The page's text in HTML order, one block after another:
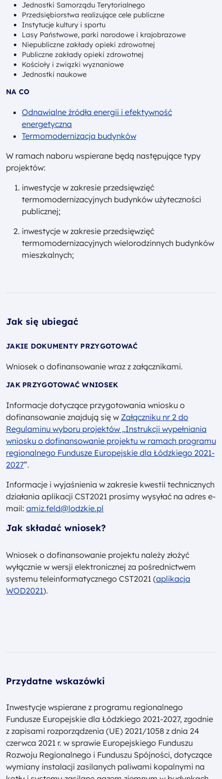
Jednostki Samorządu Terytorialnego
Przedsiębiorstwa realizujące cele publiczne
Instytucje kultury i sportu
Lasy Państwowe, parki narodowe i krajobrazowe
Niepubliczne zakłady opieki zdrowotnej
Publiczne zakłady opieki zdrowotnej
Kościoły i związki wyznaniowe
Jednostki naukowe
NA CO
Odnawialne źródła energii i efektywność
energetyczna
Termomodernizacja budynków
W ramach naboru wspierane będą następujące typy
projektów:
inwestycje w zakresie przedsięwzięć
termomodernizacyjnych budynków użyteczności
publicznej;
inwestycje w zakresie przedsięwzięć
termomodernizacyjnych wielorodzinnych budynków
mieszkalnych;
Jak się ubiegać
JAKIE DOKUMENTY PRZYGOTOWAĆ
Wniosek o dofinansowanie wraz z załącznikami.
JAK PRZYGOTOWAĆ WNIOSEK
Informacje dotyczące przygotowania wniosku o
dofinansowanie znajdują się w Załączniku nr 2 do
Regulaminu wyboru projektów „Instrukcji wypełniania
wniosku o dofinansowanie projektu w ramach programu
regionalnego Fundusze Europejskie dla Łódzkiego 2021-
2027”.
Informacje i wyjaśnienia w zakresie kwestii technicznych
działania aplikacji CST2021 prosimy wysyłać na adres e-
mail: amiz.feld@lodzkie.pl
Jak składać wniosek?
Wniosek o dofinansowanie projektu należy złożyć
wyłącznie w wersji elektronicznej za pośrednictwem
systemu teleinformatycznego CST2021 (aplikacja
WOD2021).
Przydatne wskazówki
Inwestycje wspierane z programu regionalnego
Fundusze Europejskie dla Łódzkiego 2021-2027, zgodnie
z zapisami rozporządzenia (UE) 2021/1058 z dnia 24
czerwca 2021 r. w sprawie Europejskiego Funduszu
Rozwoju Regionalnego i Funduszu Spójności, dotyczące
wymiany instalacji zasilanych paliwami kopalnymi na